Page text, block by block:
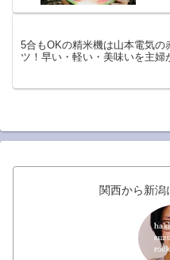
5合もOKの精米機は山本電気の
ツ！早い・軽い・美味いを主婦
関西から新